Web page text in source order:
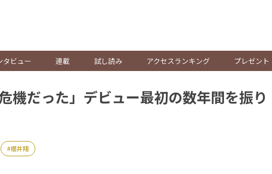
タビュー 連載 試し読み アクセスランキング プレゼント
機だった」デビュー最初の数年間を振り
櫻井翔